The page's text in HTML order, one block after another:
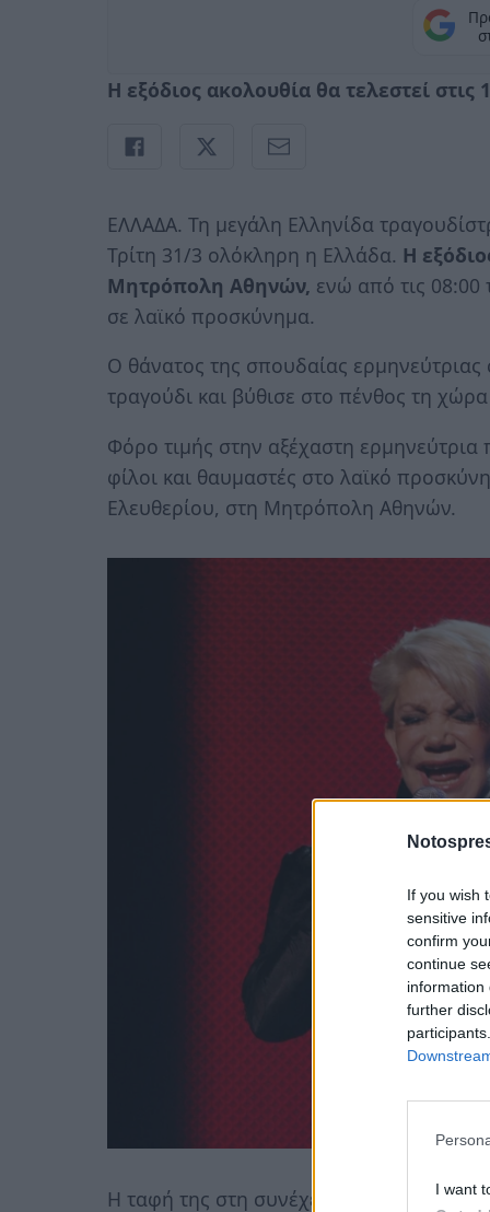
If you wish
sensitive
confirm
continue
information
further
I want
Η εξόδιος ακολουθία θα τελεστεί
ΕΛΛΑΔΑ. Τη μεγάλη Ελληνίδα
Τρίτη 31/3 ολόκληρη η Ελλάδα. Η
Μητρόπολη Αθηνών, ενώ από τις 08:00
σε λαϊκό προσκύνημα.
Ο θάνατος της σπουδαίας
τραγούδι και βύθισε στο πένθος τη
Φόρο τιμής στην αξέχαστη
φίλοι και θαυμαστές στο λαϊκό
Ελευθερίου, στη Μητρόπολη Αθηνών.
Η ταφή της στη συνέχεια θα